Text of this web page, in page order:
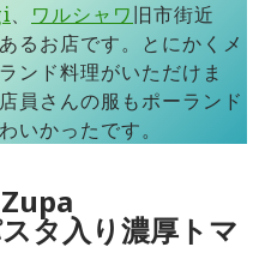
、 ワルシャワ旧市街近
るお店です。とにかくメ
ンド料理がいただけま
員さんの服もポーランド
いかったです。
タ入り濃厚トマ